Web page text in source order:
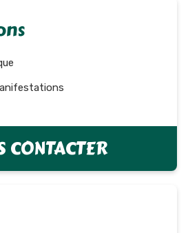
CONTACTER